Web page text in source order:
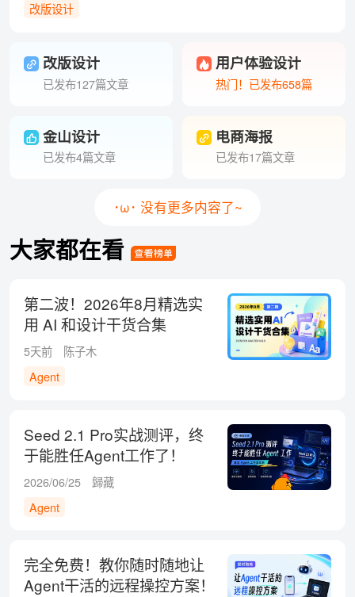
改版设计
改版设计
已发布127篇文章
用户体验设计
热门！已发布658篇
金山设计
已发布4篇文章
电商海报
已发布17篇文章
･ω･ 没有更多内容了~
大家都在看
第二波！2026年8月精选实
用 AI 和设计干货合集
5天前
陈子木
Agent
Seed 2.1 Pro实战测评，终
于能胜任Agent工作了！
2026/06/25
歸藏
Agent
完全免费！教你随时随地让
Agent干活的远程操控方案！